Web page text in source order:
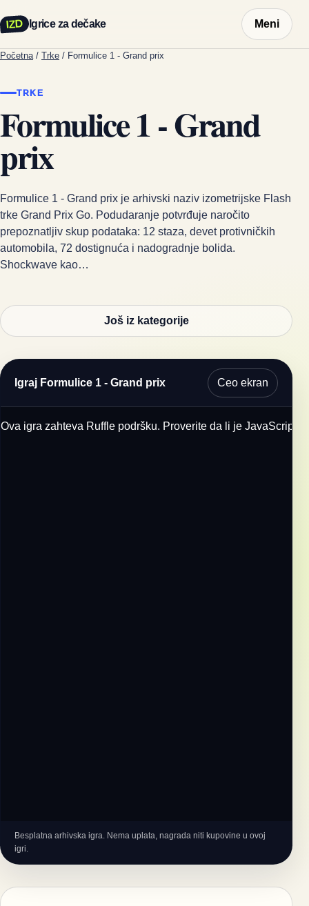
IZD Igrice za dečake Meni
Početna / Trke / Formulice 1 - Grand prix
TRKE
Formulice 1 - Grand
prix
Formulice 1 - Grand prix je arhivski naziv izometrijske Flash
trke Grand Prix Go. Podudaranje potvrđuje naročito
prepoznatljiv skup podataka: 12 staza, devet protivničkih
automobila, 72 dostignuća i nadogradnje bolida.
Shockwave kao…
Još iz kategorije
Igraj Formulice 1 - Grand prix Ceo ekran
Ova igra zahteva Ruffle podršku. Proverite da li je JavaScript
Besplatna arhivska igra. Nema uplata, nagrada niti kupovine u ovoj
igri.